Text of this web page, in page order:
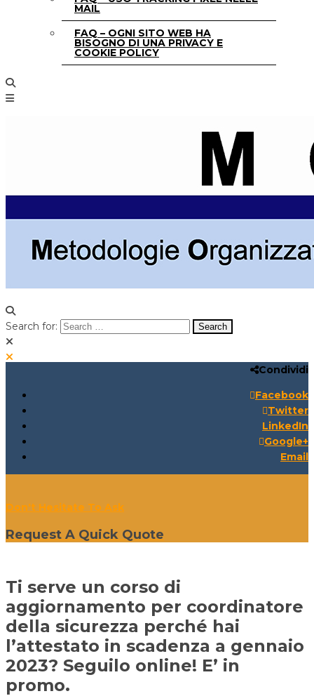
MAIL
FAQ – OGNI SITO WEB HA
BISOGNO DI UNA PRIVACY E
COOKIE POLICY
Search for:
Condividi
Facebook
Twitter
LinkedIn
Google+
Email
Don't Hesitate To Ask
Request A Quick Quote
Ti serve un corso di
aggiornamento per coordinatore
della sicurezza perché hai
l’attestato in scadenza a gennaio
2023? Seguilo online! E’ in
promo.